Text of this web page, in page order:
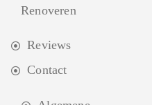
Renoveren
Reviews
Contact